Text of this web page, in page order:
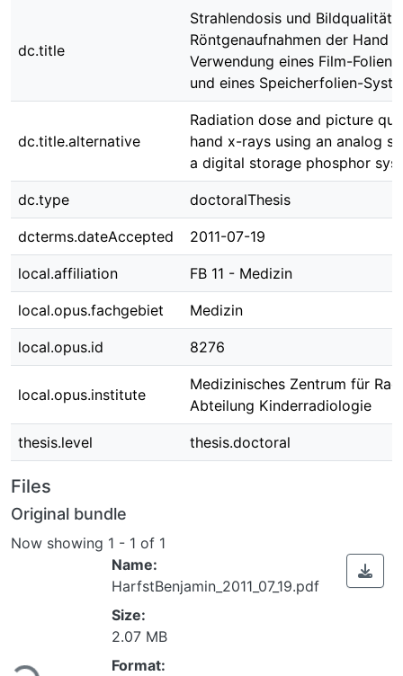
dc.title
Strahlendosis und Bildqualität
Röntgenaufnahmen der Hand
Verwendung eines Film-Folien-
und eines Speicherfolien-
dc.title.alternative
Radiation dose and picture
hand x-rays using an analog
a digital storage phosphor
dc.type doctoralThesis
dcterms.dateAccepted 2011-07-19
local.affiliation FB 11 - Medizin
local.opus.fachgebiet Medizin
local.opus.id 8276
local.opus.institute
Medizinisches Zentrum für
Abteilung Kinderradiologie
thesis.level thesis.doctoral
Files
Original bundle
Now showing 1 - 1 of 1
Name:
HarfstBenjamin_2011_07_19.pdf
Size:
2.07 MB
Format: